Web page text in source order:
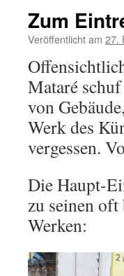
Zum
Veröffentlicht am 27.
Mataré
von
Werk des
vergessen.
Die Haupt-
zu seinen oft
Werken: